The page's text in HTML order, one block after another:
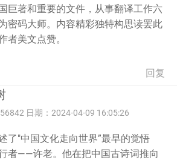
巨著和重要的文件，从事翻译工作六
密码大师。内容精彩独特构思读罢此
者美文点赞。
回复
日期：2024-04-09 16:05:26
了"中国文化走向世界”最早的觉悟
者——许老。他在把中国古诗词推向